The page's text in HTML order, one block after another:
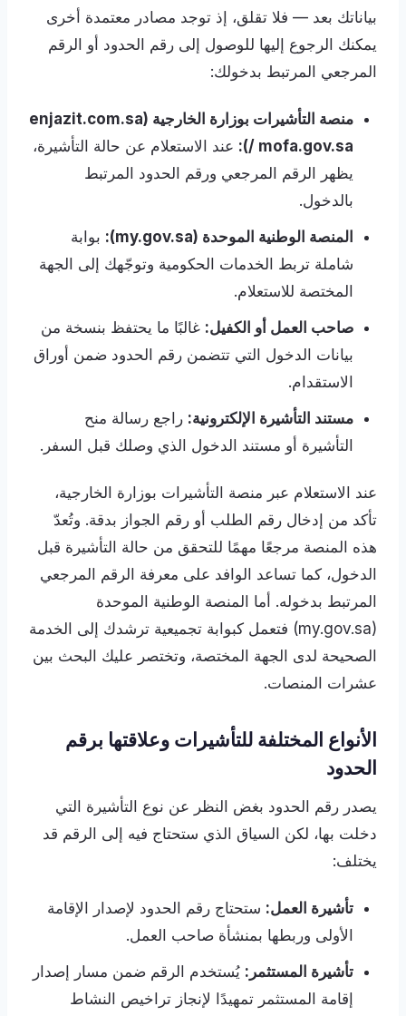
بياناتك بعد — فلا تقلق، إذ توجد مصادر معتمدة أخرى
يمكنك الرجوع إليها للوصول إلى رقم الحدود أو الرقم
المرجعي المرتبط بدخولك:
منصة التأشيرات بوزارة الخارجية (enjazit.com.sa
/ mofa.gov.sa):
عند الاستعلام عن حالة التأشيرة،
يظهر الرقم المرجعي ورقم الحدود المرتبط
بالدخول.
المنصة الوطنية الموحدة (my.gov.sa):
بوابة
شاملة تربط الخدمات الحكومية وتوجّهك إلى الجهة
المختصة للاستعلام.
صاحب العمل أو الكفيل: غالبًا ما يحتفظ بنسخة من
بيانات الدخول التي تتضمن رقم الحدود ضمن أوراق
الاستقدام.
مستند التأشيرة الإلكترونية: راجع رسالة منح
التأشيرة أو مستند الدخول الذي وصلك قبل السفر.
عند الاستعلام عبر منصة التأشيرات بوزارة الخارجية،
تأكد من إدخال رقم الطلب أو رقم الجواز بدقة. وتُعدّ
هذه المنصة مرجعًا مهمًا للتحقق من حالة التأشيرة قبل
الدخول، كما تساعد الوافد على معرفة الرقم المرجعي
المرتبط بدخوله. أما المنصة الوطنية الموحدة
(my.gov.sa) فتعمل كبوابة تجميعية ترشدك إلى الخدمة
الصحيحة لدى الجهة المختصة، وتختصر عليك البحث بين
عشرات المنصات.
الأنواع المختلفة للتأشيرات وعلاقتها برقم
الحدود
يصدر رقم الحدود بغض النظر عن نوع التأشيرة التي
دخلت بها، لكن السياق الذي ستحتاج فيه إلى الرقم قد
يختلف:
تأشيرة العمل: ستحتاج رقم الحدود لإصدار الإقامة
الأولى وربطها بمنشأة صاحب العمل.
تأشيرة المستثمر: يُستخدم الرقم ضمن مسار إصدار
إقامة المستثمر تمهيدًا لإنجاز تراخيص النشاط